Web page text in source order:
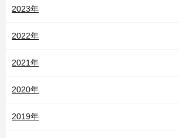
2023年
2022年
2021年
2020年
2019年